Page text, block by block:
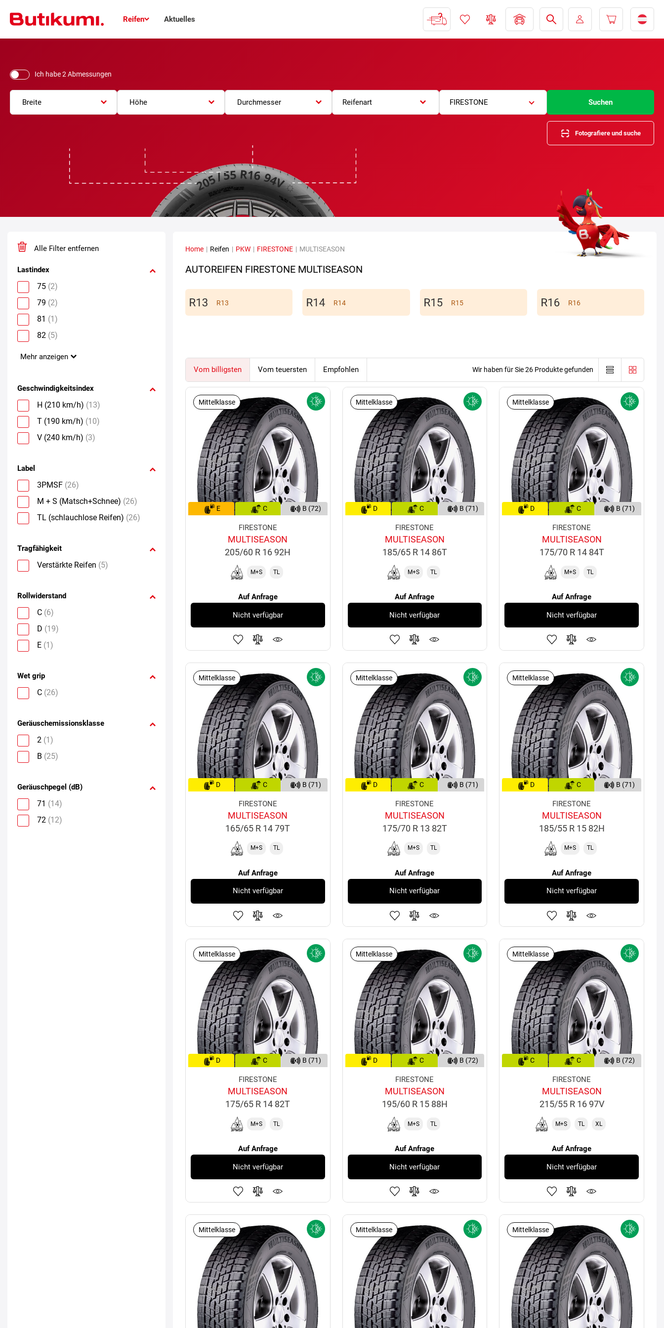
Reifen Aktuelles
Ich habe 2 Abmessungen
Breite Höhe Durchmesser Reifenart FIRESTONE Suchen
Fotografiere und suche
Alle Filter entfernen
Lastindex
75 (2)
79 (2)
81 (1)
82 (5)
Mehr anzeigen
Geschwindigkeitsindex
H (210 km/h) (13)
T (190 km/h) (10)
V (240 km/h) (3)
Label
3PMSF (26)
M + S (Matsch+Schnee) (26)
TL (schlauchlose Reifen) (26)
Tragfähigkeit
Verstärkte Reifen (5)
Rollwiderstand
C (6)
D (19)
E (1)
Wet grip
C (26)
Geräuschemissionsklasse
2 (1)
B (25)
Geräuschpegel (dB)
71 (14)
72 (12)
Home | Reifen | PKW | FIRESTONE | MULTISEASON
AUTOREIFEN FIRESTONE MULTISEASON
R13 R14 R15 R16
Vom billigsten Vom teuersten Empfohlen Wir haben für Sie 26 Produkte gefunden
Mittelklasse
E C B (72)
FIRESTONE
MULTISEASON
205/60 R 16 92H
M+S TL
Auf Anfrage
Nicht verfügbar
Mittelklasse
D C B (71)
FIRESTONE
MULTISEASON
185/65 R 14 86T
M+S TL
Auf Anfrage
Nicht verfügbar
Mittelklasse
D C B (71)
FIRESTONE
MULTISEASON
175/70 R 14 84T
M+S TL
Auf Anfrage
Nicht verfügbar
Mittelklasse
D C B (71)
FIRESTONE
MULTISEASON
165/65 R 14 79T
M+S TL
Auf Anfrage
Nicht verfügbar
Mittelklasse
D C B (71)
FIRESTONE
MULTISEASON
175/70 R 13 82T
M+S TL
Auf Anfrage
Nicht verfügbar
Mittelklasse
D C B (71)
FIRESTONE
MULTISEASON
185/55 R 15 82H
M+S TL
Auf Anfrage
Nicht verfügbar
Mittelklasse
D C B (71)
FIRESTONE
MULTISEASON
175/65 R 14 82T
M+S TL
Auf Anfrage
Nicht verfügbar
Mittelklasse
D C B (72)
FIRESTONE
MULTISEASON
195/60 R 15 88H
M+S TL
Auf Anfrage
Nicht verfügbar
Mittelklasse
C C B (72)
FIRESTONE
MULTISEASON
215/55 R 16 97V
M+S TL XL
Auf Anfrage
Nicht verfügbar
Mittelklasse Mittelklasse Mittelklasse